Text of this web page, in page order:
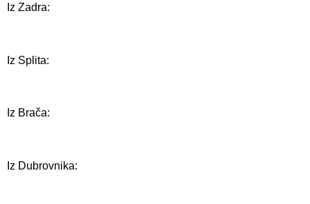
Iz Zadra:
Iz Splita:
Iz Brača:
Iz Dubrovnika: